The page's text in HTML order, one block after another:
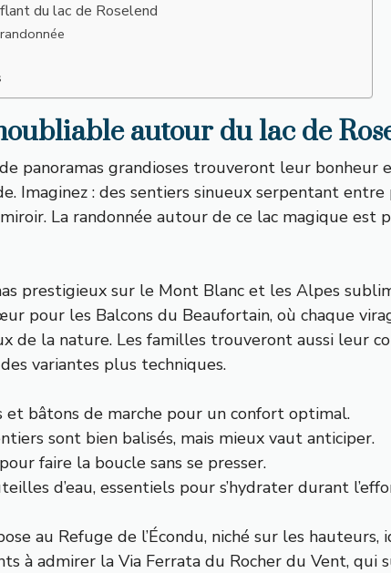
du lac de Roselend
autour du lac de
panoramas grandioses trouveront leur
Imaginez : des sentiers sinueux serpentant
La randonnée autour de ce lac magique
prestigieux sur le Mont Blanc et les Alpes
pour les Balcons du Beaufortain, où chaque
de la nature. Les familles trouveront aussi leur
variantes plus techniques.
et bâtons de marche pour un confort optimal.
sont bien balisés, mais mieux vaut anticiper.
faire la boucle sans se presser.
d’eau, essentiels pour s’hydrater durant
au Refuge de l’Écondu, niché sur les
à admirer la Via Ferrata du Rocher du Vent,